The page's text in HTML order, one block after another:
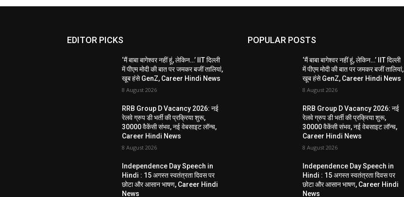
EDITOR PICKS
‘मैं बाबा बागेश्वर नहीं हूं, लेकिन…’ IIT दिल्ली
में पीएम मोदी की बात पर जमकर बजीं तालियां,
खूब हंसे GenZ, Career Hindi News
8 August 2026
RRB Group D Vacancy 2026: नई
रेलवे ग्रुप डी भर्ती की प्रक्रिया शुरू,
30000 वैकेंसी संभव, नई वेबसाइट लॉन्च,
Career Hindi News
8 August 2026
Independence Day Speech in
Hindi : 15 अगस्त स्वतंत्रता दिवस पर
छोटा और आसान भाषण, Career Hindi
News
POPULAR POSTS
‘मैं बाबा बागेश्वर नहीं हूं, लेकिन…’ IIT दिल्ली
में पीएम मोदी की बात पर जमकर बजीं तालियां,
खूब हंसे GenZ, Career Hindi News
8 August 2026
RRB Group D Vacancy 2026: नई
रेलवे ग्रुप डी भर्ती की प्रक्रिया शुरू,
30000 वैकेंसी संभव, नई वेबसाइट लॉन्च,
Career Hindi News
8 August 2026
Independence Day Speech in
Hindi : 15 अगस्त स्वतंत्रता दिवस पर
छोटा और आसान भाषण, Career Hindi
News